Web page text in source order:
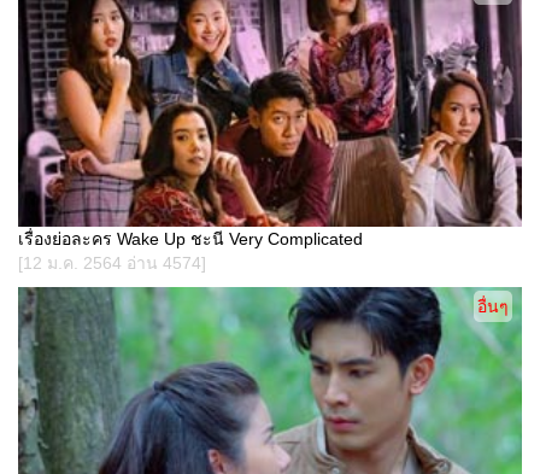
เรื่องย่อละคร Wake Up ชะนี Very Complicated
[12 ม.ค. 2564 อ่าน 4574]
อื่นๆ